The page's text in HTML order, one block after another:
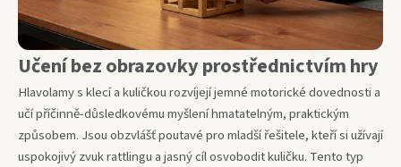
Učení bez obrazovky prostřednictvím hry
Hlavolamy s klecí a kuličkou rozvíjejí jemné motorické dovednosti a
učí příčinně-důsledkovému myšlení hmatatelným, praktickým
způsobem. Jsou obzvlášť poutavé pro mladší řešitele, kteří si užívají
uspokojivý zvuk rattlingu a jasný cíl osvobodit kuličku. Tento typ